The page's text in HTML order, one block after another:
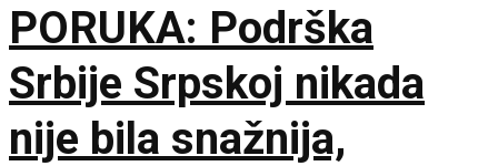
PORUKA: Podrška
Srbije Srpskoj nikada
nije bila snažnija,